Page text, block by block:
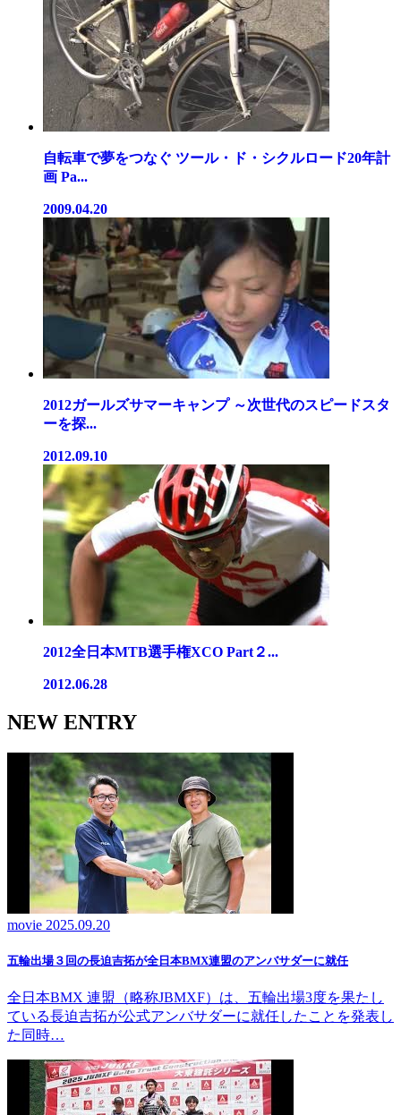
自転車で夢をつなぐ ツール・ド・シクルロード20年計
画 Pa...
2009.04.20
2012ガールズサマーキャンプ ～次世代のスピードスタ
ーを探...
2012.09.10
2012全日本MTB選手権XCO Part２...
2012.06.28
NEW ENTRY
movie 2025.09.20
五輪出場３回の長迫吉拓が全日本BMX連盟のアンバサダーに就任
全日本BMX 連盟（略称JBMXF）は、五輪出場3度を果たし
ている長迫吉拓が公式アンバサダーに就任したことを発表し
た同時…